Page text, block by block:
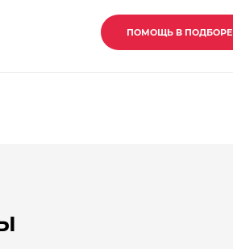
ПОМОЩЬ В ПОДБОРЕ
ПОМОЩЬ В ПОДБОРЕ
ПОМОЩЬ В ПОДБОРЕ